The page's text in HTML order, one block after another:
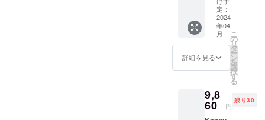
の価格
です。
※デザイ
ン・仕
様は変
る可能
性もご
了承く
ださ
い。 ※
届け時
期に遅
れが発
生する
可能性
いま
す。 ※
したカ
ラーか
ら順次
は、リ
ボン1点
500円の
リター
ンを合
わせて
ます。
※生産の
下旬 ・
オプ
ション
にてサ
イズを
ご選択
19.5～
27.0cm
よりお
【販売
予定価
12800
円→早
割価格
9860
円】 ・
様限
定！販
売予定
定：
2024
年04
月
詳細を見る
こ
の
リ
タ
ー
ン
を
選
択
す
る
9,8
60 円
残り30